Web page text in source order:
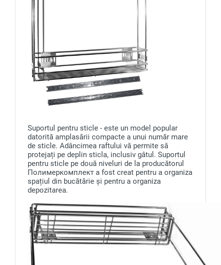
Suportul pentru sticle - este un model popular
datorită amplasării compacte a unui număr mare
de sticle. Adâncimea raftului vă permite să
protejați pe deplin sticla, inclusiv gâtul. Suportul
pentru sticle pe două niveluri de la producătorul
Полимеркомплект a fost creat pentru a organiza
spațiul din bucătărie și pentru a organiza
depozitarea.